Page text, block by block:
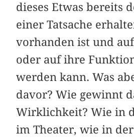
dieses Etwas bereits
einer Tatsache
vorhanden ist und
oder auf ihre
werden kann. Was
davor? Wie gewinnt
Wirklichkeit? Wie in
im Theater, wie in